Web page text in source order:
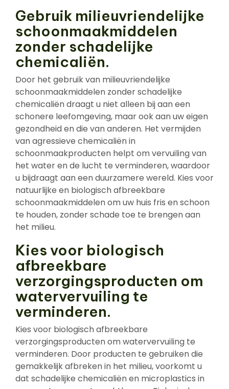
Gebruik milieuvriendelijke
schoonmaakmiddelen
zonder schadelijke
chemicaliën.
Door het gebruik van milieuvriendelijke
schoonmaakmiddelen zonder schadelijke
chemicaliën draagt u niet alleen bij aan een
schonere leefomgeving, maar ook aan uw eigen
gezondheid en die van anderen. Het vermijden
van agressieve chemicaliën in
schoonmaakproducten helpt om vervuiling van
het water en de lucht te verminderen, waardoor
u bijdraagt aan een duurzamere wereld. Kies voor
natuurlijke en biologisch afbreekbare
schoonmaakmiddelen om uw huis fris en schoon
te houden, zonder schade toe te brengen aan
het milieu.
Kies voor biologisch
afbreekbare
verzorgingsproducten om
watervervuiling te
verminderen.
Kies voor biologisch afbreekbare
verzorgingsproducten om watervervuiling te
verminderen. Door producten te gebruiken die
gemakkelijk afbreken in het milieu, voorkomt u
dat schadelijke chemicaliën en microplastics in